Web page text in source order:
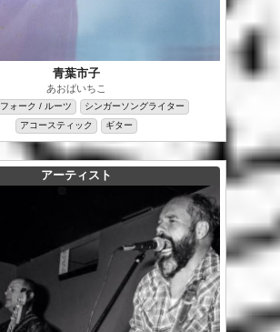
青葉市子
あおばいちこ
フォーク / ルーツ
シンガーソングライター
アコースティック
ギター
アーティスト